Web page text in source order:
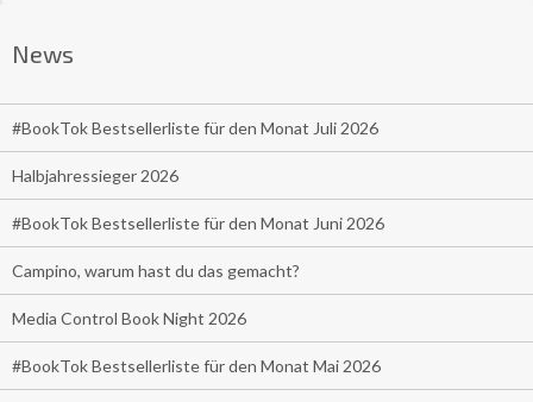
News
#BookTok Bestsellerliste für den Monat Juli 2026
Halbjahressieger 2026
#BookTok Bestsellerliste für den Monat Juni 2026
Campino, warum hast du das gemacht?
Media Control Book Night 2026
#BookTok Bestsellerliste für den Monat Mai 2026